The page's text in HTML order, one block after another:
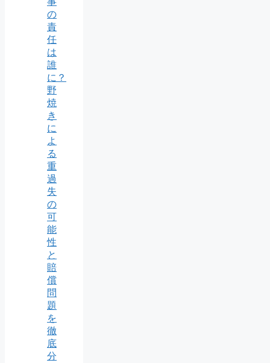
の
責
任
は
誰
に？
野
焼
き
に
よ
る
重
過
失
の
可
能
性
と
賠
償
問
題
を
徹
底
分